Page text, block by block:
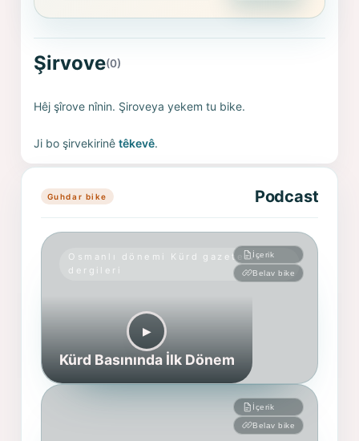
Şirvove(0)
Hêj şîrove nînin. Şiroveya yekem tu bike.
Ji bo şirvekirinêtêkevê.
Guhdar bike Podcast
Osmanlı dönemi Kürd gazete ve
dergileri
İçerik
Belav bike
▶︎
Kürd Basınında İlk Dönem
İçerik
Belav bike